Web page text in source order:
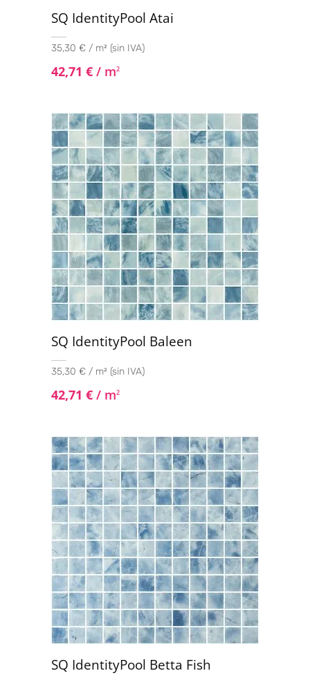
SQ IdentityPool Atai
35,30 € / m² (sin IVA)
42,71 € / m2
SQ IdentityPool Baleen
35,30 € / m² (sin IVA)
42,71 € / m2
SQ IdentityPool Betta Fish